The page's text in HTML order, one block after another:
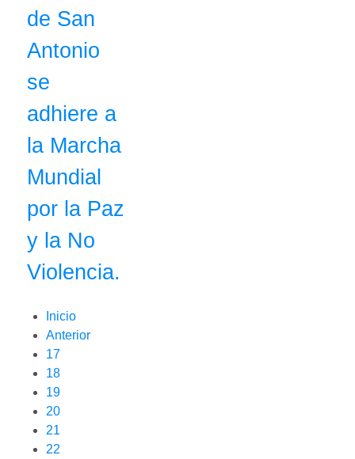
de San
Antonio
se
adhiere a
la Marcha
Mundial
por la Paz
y la No
Violencia.
Inicio
Anterior
17
18
19
20
21
22